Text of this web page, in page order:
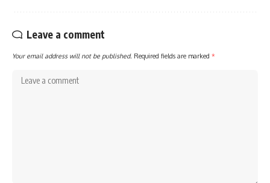
Leave a comment
Your email address will not be published. Required fields are marked *